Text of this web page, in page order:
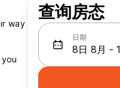
way 查询房态
日期